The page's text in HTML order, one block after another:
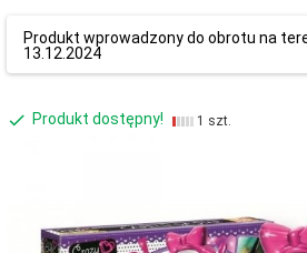
Produkt wprowadzony do obrotu na
13.12.2024
Produkt dostępny! 1 szt.